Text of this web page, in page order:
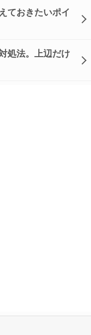
ておきたいポイ
処法。上辺だけ